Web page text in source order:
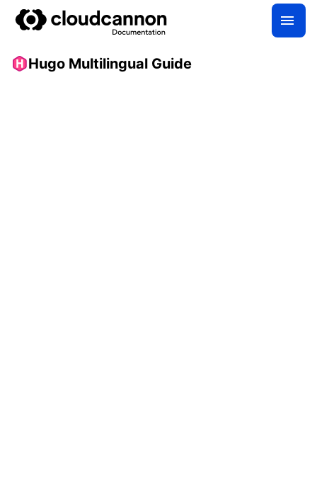
Hugo Multilingual Guide